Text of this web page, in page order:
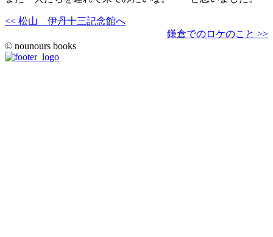
<< 松山 伊丹十三記念館へ
鎌倉でのロケのこと >>
© nounours books